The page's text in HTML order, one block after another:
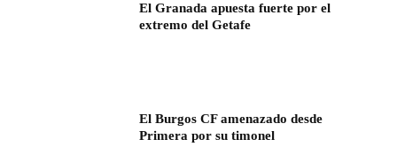
El Granada apuesta fuerte por el
extremo del Getafe
El Burgos CF amenazado desde
Primera por su timonel